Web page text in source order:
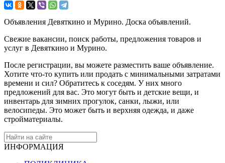
Объявления Девяткино и Мурино. Доска объявлений.
Свежие вакансии, поиск работы, предложения товаров и
услуг в Девяткино и Мурино.
После регистрации, вы можете разместить ваше объявление.
Хотите что-то купить или продать с минимальными затратами
времени и сил? Обратитесь к соседям. У них много
предложений для вас. Это могут быть и детские вещи, и
инвентарь для зимних прогулок, санки, лыжи, или
велосипеды. Это может быть и верхняя одежда, и даже
стройматериалы.
ИНФОРМАЦИЯ